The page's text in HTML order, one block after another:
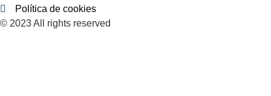
Política de cookies
© 2023 All rights reserved​